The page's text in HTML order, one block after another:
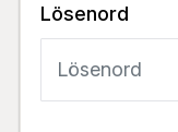
Lösenord